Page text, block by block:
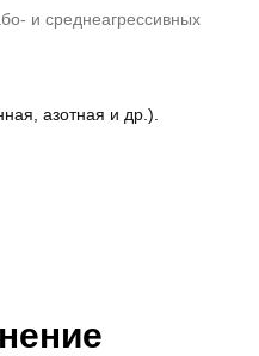
и среднеагрессивных
азотная и др.).